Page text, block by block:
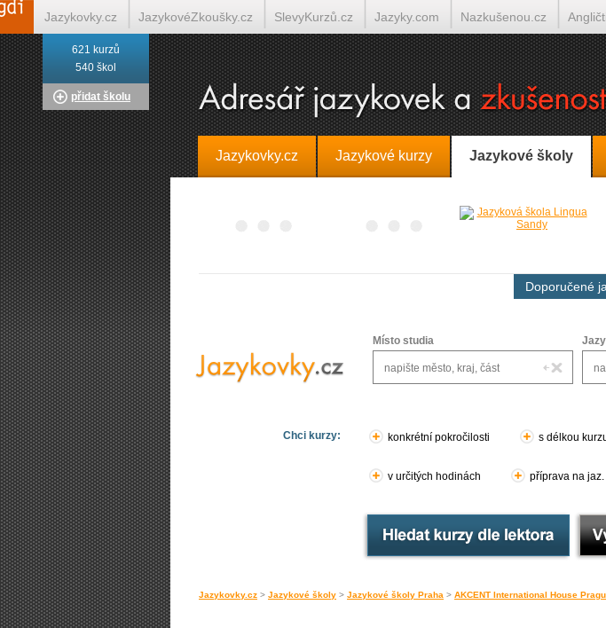
Jazykovky.cz Jazykové kurzy Jazykové školy
Doporučené
Místo studia
Chci kurzy: konkrétní pokročilosti s délkou
v určitých hodinách příprava na
Jazykovky.cz > Jazykové školy > Jazykové školy Praha > AKCENT International House
621 kurzů
540 škol
přidat školu
Jazykovky.cz JazykovéZkoušky.cz SlevyKurzů.cz Jazyky.com Nazkušenou.cz
Italština on-line Tlumočení-Překlady.cz Překládá.cz Tlumočí.cz